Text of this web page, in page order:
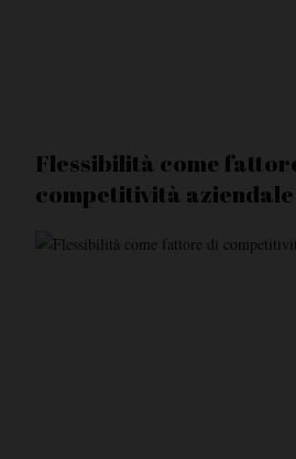
Flessibilità come
competitività aziendale